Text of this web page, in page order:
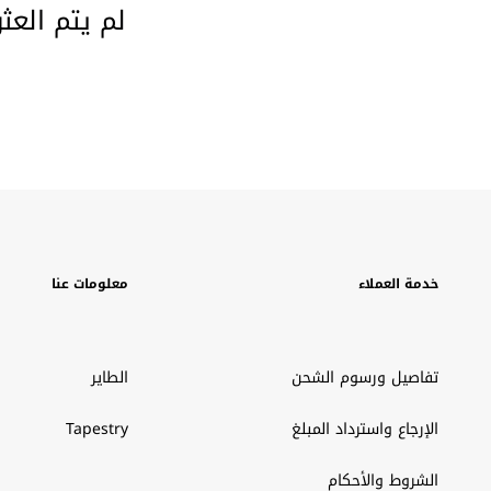
لم يتم
خدمة العملاء
تفاصيل ورسوم الشحن
الإرجاع واسترداد المبلغ
الشروط والأحكام
معلومات عنا
الطاير
Tapestry